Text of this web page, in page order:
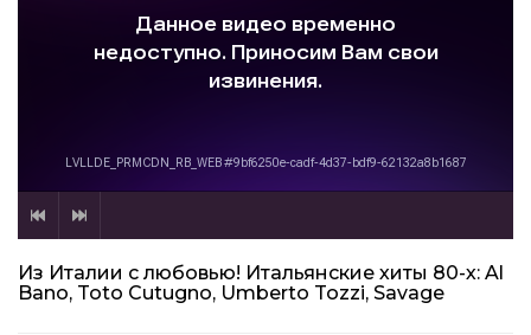
Из Италии с любовью! Итальянские хиты 80-х: Al
Bano, Toto Cutugno, Umberto Tozzi, Savage